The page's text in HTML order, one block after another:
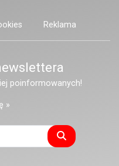
Reklama
poinformowanych!
»
Szukaj